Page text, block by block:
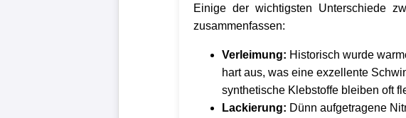
Einige der wichtigsten Unterschiede
zusammenfassen:
Verleimung: Historisch wurde
hart aus, was eine exzellente
synthetische Klebstoffe bleiben oft
Lackierung: Dünn aufgetragene